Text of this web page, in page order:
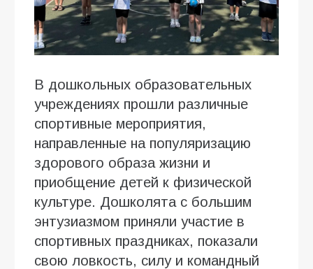
В дошкольных образовательных
учреждениях прошли различные
спортивные мероприятия,
направленные на популяризацию
здорового образа жизни и
приобщение детей к физической
культуре. Дошколята с большим
энтузиазмом приняли участие в
спортивных праздниках, показали
свою ловкость, силу и командный